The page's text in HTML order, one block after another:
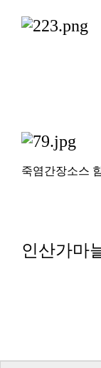
죽염간장소스
인산가마